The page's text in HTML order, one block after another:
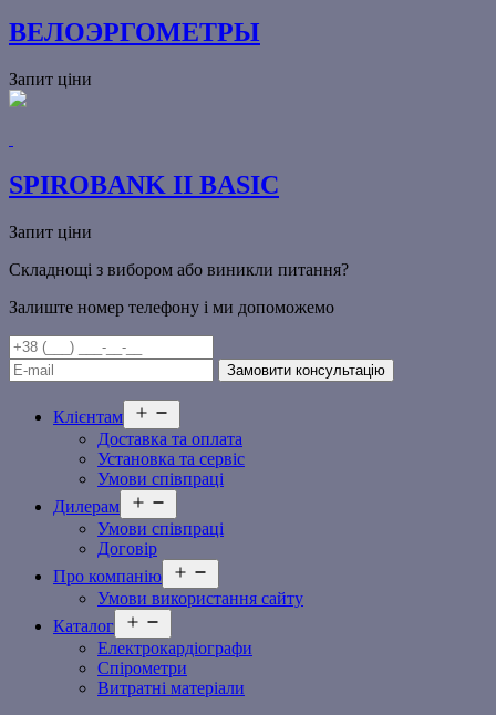
ВЕЛОЭРГОМЕТРЫ
Запит ціни
SPIROBANK II BASIC
Запит ціни
Складнощі з вибором або виникли питання?
Залиште номер телефону і ми допоможемо
Клієнтам
меню
Доставка та оплата
Установка та сервіс
Умови співпраці
Дилерам
меню
Умови співпраці
Договір
Про компанію
меню
Умови використання сайту
Каталог
меню
Електрокардіографи
Спірометри
Витратні матеріали